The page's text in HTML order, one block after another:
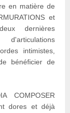
en matière de
et
dernières
intimistes,
bénéficier de
COMPOSER
dores et déjà